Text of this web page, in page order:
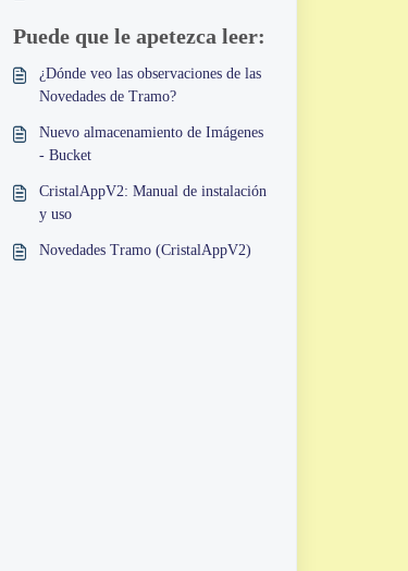
Puede que le apetezca leer:
¿Dónde veo las observaciones de las
Novedades de Tramo?
Nuevo almacenamiento de Imágenes
- Bucket
CristalAppV2: Manual de instalación
y uso
Novedades Tramo (CristalAppV2)